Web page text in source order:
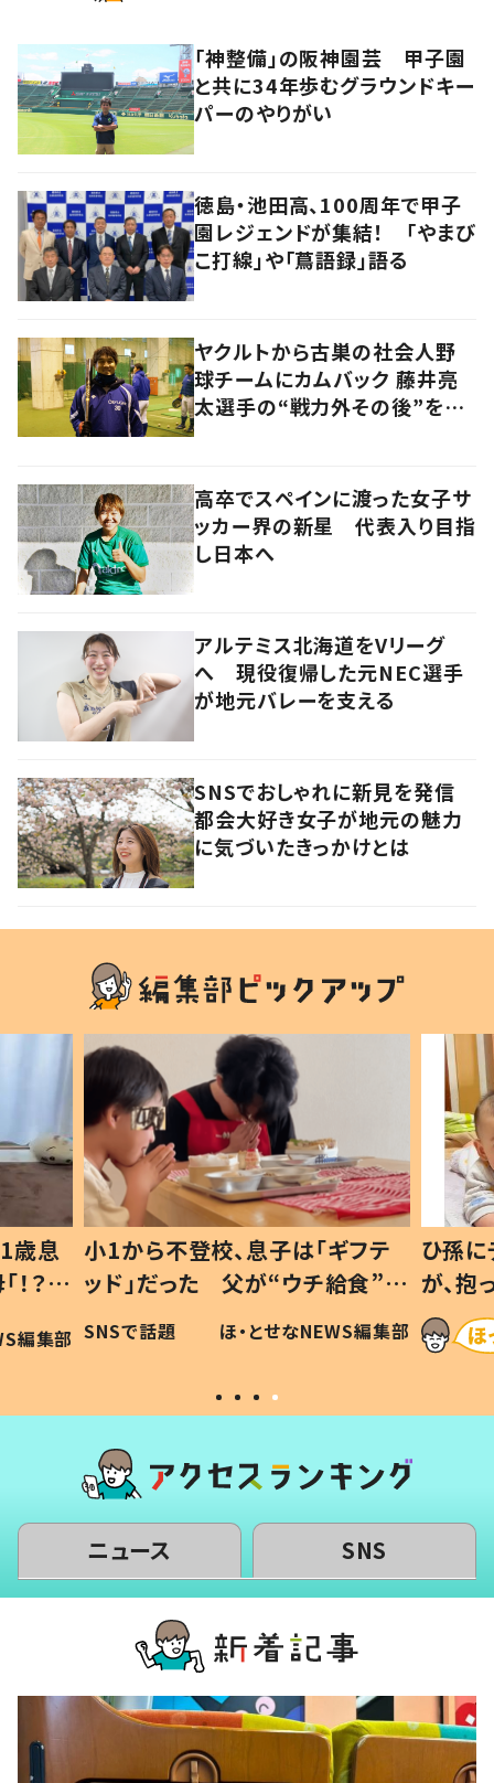
「神整備」の阪神園芸 甲子園
と共に34年歩むグラウンドキー
パーのやりがい
徳島・池田高、100周年で甲子
園レジェンドが集結！ 「やまび
こ打線」や「蔦語録」語る
ヤクルトから古巣の社会人野
球チームにカムバック 藤井亮
太選手の“戦力外その後”を追
高卒でスペインに渡った女子サ
ッカー界の新星 代表入り目指
し日本へ
アルテミス北海道をVリーグ
へ 現役復帰した元NEC選手
が地元バレーを支える
SNSでおしゃれに新見を発信
都会大好き女子が地元の魅力
に気づいたきっかけとは
歳息
？」
編集部
小1から不登校、息子は「ギフテ
ッド」だった 父が“ウチ給食”を
作り続ける理由とは #令和の親
#令和の子
SNSで話題 ほ・とせなNEWS編集部
ひ孫
が、
「涙が
い」
ニュース SNS